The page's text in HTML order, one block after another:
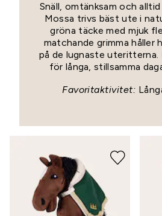
Snäll, omtänksam och
Mossa trivs bäst ute i
gröna täcke med mjuk
matchande grimma håller
på de lugnaste
för långa, stillsamma
Favoritaktivitet: